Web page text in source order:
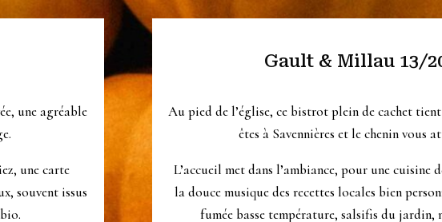
une agréable
une carte
souvent issus
Gault & Millau 13/
Au pied de l’église, ce bistrot plein de cachet tient
êtes à Savennières et le chenin vous
L’accueil met dans l’ambiance, pour une cuisine
la douce musique des recettes locales bien
fumée basse température, salsifis du jardin,